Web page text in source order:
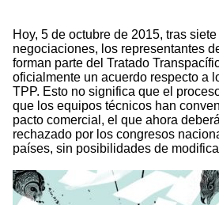
Hoy, 5 de octubre de 2015, tras
negociaciones, los representantes
forman parte del Tratado
oficialmente un acuerdo respecto a
TPP. Esto no significa que el
que los equipos técnicos han
pacto comercial, el que ahora
rechazado por los congresos
países, sin posibilidades de